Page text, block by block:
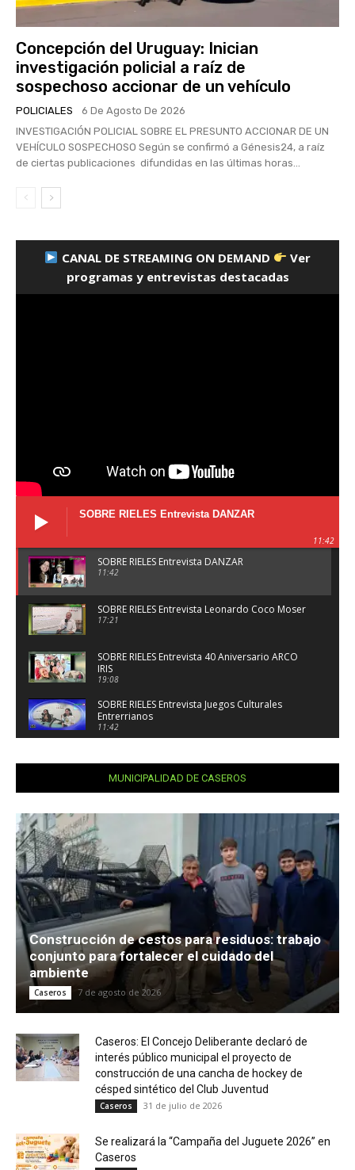
Concepción del Uruguay: Inician
investigación policial a raíz de
sospechoso accionar de un vehículo
POLICIALES
6 De Agosto De 2026
INVESTIGACIÓN POLICIAL SOBRE EL PRESUNTO ACCIONAR DE UN
VEHÍCULO SOSPECHOSO Según se confirmó a Génesis24, a raíz
de ciertas publicaciones difundidas en las últimas horas...
CANAL DE STREAMING ON DEMAND
Ver
programas y entrevistas destacadas
SOBRE RIELES Entrevista DANZAR
11:42
SOBRE RIELES Entrevista DANZAR
11:42
SOBRE RIELES Entrevista Leonardo Coco Moser
17:21
SOBRE RIELES Entrevista 40 Aniversario ARCO
IRIS
19:08
SOBRE RIELES Entrevista Juegos Culturales
Entrerrianos
11:42
Caseros
18:38
Marclay Fuerza Entre Ríos
SOBRE RIELES Entrevista Encuentro de Coros
Caseros
18:38
SOBRE RIELES Entrevista Juegos Culturales
Entrerrianos
11:42
SOBRE RIELES Entrevista Espacio Cultural El
Baúl Cecilia y José
18:23
SOBRE RIELES Entrevista a Lic. Nerea Liebre -
Feria del Libro Caseros 2025
24:32
MUNICIPALIDAD DE CASEROS
Construcción de cestos para residuos: trabajo
conjunto para fortalecer el cuidado del
ambiente
Caseros 7 de agosto de 2026
Caseros: El Concejo Deliberante declaró de
interés público municipal el proyecto de
construcción de una cancha de hockey de
césped sintético del Club Juventud
Caseros 31 de julio de 2026
Se realizará la “Campaña del Juguete 2026” en
Caseros